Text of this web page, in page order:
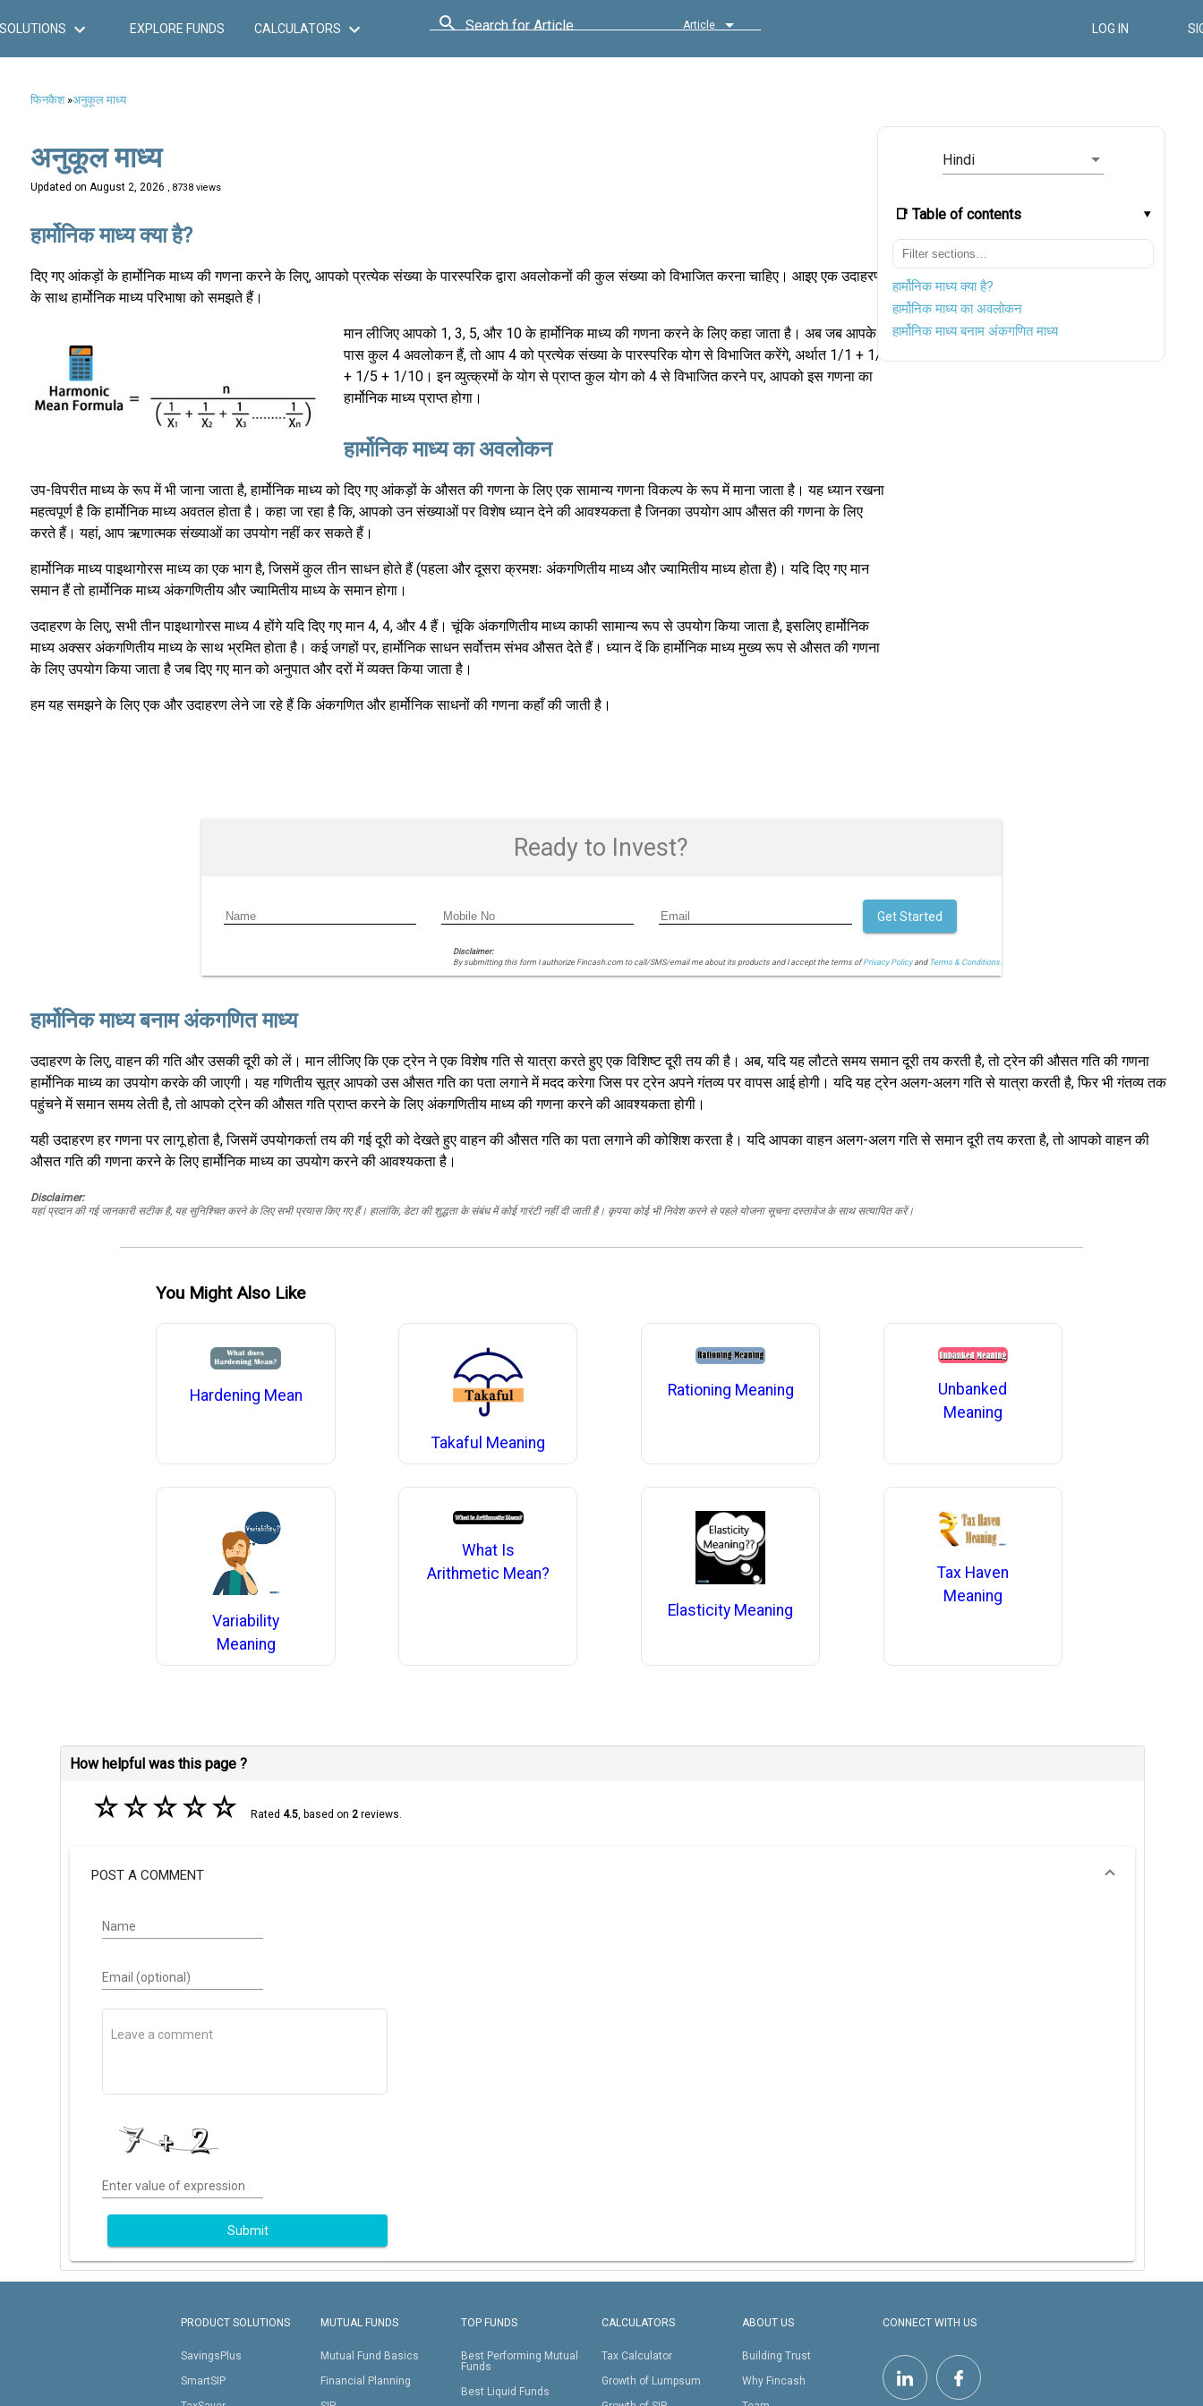
SOLUTIONS EXPLORE FUNDS CALCULATORS Search for Article Article LOG IN
फिनकैश»अनुकूल माध्य
Hindi
📑 Table of contents
हार्मोनिक माध्य क्या है?
हार्मोनिक माध्य का अवलोकन
हार्मोनिक माध्य बनाम अंकगणित माध्य
अनुकूल माध्य
Updated on August 2, 2026 , 8738 views
हार्मोनिक माध्य क्या है?
दिए गए आंकड़ों के हार्मोनिक माध्य की गणना करने के लिए, आपको प्रत्येक संख्या के पारस्परिक द्वारा अवलोकनों की कुल संख्या को विभाजित करना चाहिए। आइए एक उदाहरण
के साथ हार्मोनिक माध्य परिभाषा को समझते हैं।
मान लीजिए आपको 1, 3, 5, और 10 के हार्मोनिक माध्य की गणना करने के लिए कहा जाता है। अब जब आपके
पास कुल 4 अवलोकन हैं, तो आप 4 को प्रत्येक संख्या के पारस्परिक योग से विभाजित करेंगे, अर्थात 1/1 + 1/3
+ 1/5 + 1/10। इन व्युत्क्रमों के योग से प्राप्त कुल योग को 4 से विभाजित करने पर, आपको इस गणना का
हार्मोनिक माध्य प्राप्त होगा।
हार्मोनिक माध्य का अवलोकन
उप-विपरीत माध्य के रूप में भी जाना जाता है, हार्मोनिक माध्य को दिए गए आंकड़ों के औसत की गणना के लिए एक सामान्य गणना विकल्प के रूप में माना जाता है। यह ध्यान रखना
महत्वपूर्ण है कि हार्मोनिक माध्य अवतल होता है। कहा जा रहा है कि, आपको उन संख्याओं पर विशेष ध्यान देने की आवश्यकता है जिनका उपयोग आप औसत की गणना के लिए
करते हैं। यहां, आप ऋणात्मक संख्याओं का उपयोग नहीं कर सकते हैं।
हार्मोनिक माध्य पाइथागोरस माध्य का एक भाग है, जिसमें कुल तीन साधन होते हैं (पहला और दूसरा क्रमशः अंकगणितीय माध्य और ज्यामितीय माध्य होता है)। यदि दिए गए मान
समान हैं तो हार्मोनिक माध्य अंकगणितीय और ज्यामितीय माध्य के समान होगा।
उदाहरण के लिए, सभी तीन पाइथागोरस माध्य 4 होंगे यदि दिए गए मान 4, 4, और 4 हैं। चूंकि अंकगणितीय माध्य काफी सामान्य रूप से उपयोग किया जाता है, इसलिए हार्मोनिक
माध्य अक्सर अंकगणितीय माध्य के साथ भ्रमित होता है। कई जगहों पर, हार्मोनिक साधन सर्वोत्तम संभव औसत देते हैं। ध्यान दें कि हार्मोनिक माध्य मुख्य रूप से औसत की गणना
के लिए उपयोग किया जाता है जब दिए गए मान को अनुपात और दरों में व्यक्त किया जाता है।
हम यह समझने के लिए एक और उदाहरण लेने जा रहे हैं कि अंकगणित और हार्मोनिक साधनों की गणना कहाँ की जाती है।
Ready to Invest?
Disclaimer:
By submitting this form I authorize Fincash.com to call/SMS/email me about its products and I accept the terms ofPrivacy Policyand Terms & Conditions.
Get Started
हार्मोनिक माध्य बनाम अंकगणित माध्य
उदाहरण के लिए, वाहन की गति और उसकी दूरी को लें। मान लीजिए कि एक ट्रेन ने एक विशेष गति से यात्रा करते हुए एक विशिष्ट दूरी तय की है। अब, यदि यह लौटते समय समान दूरी तय करती है, तो ट्रेन की औसत गति की गणना
हार्मोनिक माध्य का उपयोग करके की जाएगी। यह गणितीय सूत्र आपको उस औसत गति का पता लगाने में मदद करेगा जिस पर ट्रेन अपने गंतव्य पर वापस आई होगी। यदि यह ट्रेन अलग-अलग गति से यात्रा करती है, फिर भी गंतव्य तक
पहुंचने में समान समय लेती है, तो आपको ट्रेन की औसत गति प्राप्त करने के लिए अंकगणितीय माध्य की गणना करने की आवश्यकता होगी।
यही उदाहरण हर गणना पर लागू होता है, जिसमें उपयोगकर्ता तय की गई दूरी को देखते हुए वाहन की औसत गति का पता लगाने की कोशिश करता है। यदि आपका वाहन अलग-अलग गति से समान दूरी तय करता है, तो आपको वाहन की
औसत गति की गणना करने के लिए हार्मोनिक माध्य का उपयोग करने की आवश्यकता है।
Disclaimer:
यहां प्रदान की गई जानकारी सटीक है, यह सुनिश्चित करने के लिए सभी प्रयास किए गए हैं। हालांकि, डेटा की शुद्धता के संबंध में कोई गारंटी नहीं दी जाती है। कृपया कोई भी निवेश करने से पहले योजना सूचना दस्तावेज के साथ सत्यापित करें।
You Might Also Like
Hardening Mean
Takaful Meaning
Rationing Meaning
Unbanked
Meaning
Variability
Meaning
What Is
Arithmetic Mean?
Elasticity Meaning
Tax Haven
Meaning
How helpful was this page ?
☆☆☆☆☆ Rated 4.5, based on 2reviews.
POST A COMMENT
Name
Email (optional)
Enter value of expression
Submit
PRODUCT SOLUTIONS
SavingsPlus
SmartSIP
MUTUAL FUNDS
Mutual Fund Basics
Financial Planning
TOP FUNDS
Best Performing Mutual
Funds
Best Liquid Funds
CALCULATORS
Tax Calculator
Growth of Lumpsum
ABOUT US
Building Trust
Why Fincash
CONNECT WITH US